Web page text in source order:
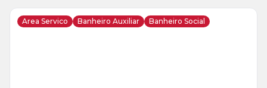
Area Servico Banheiro Auxiliar Banheiro Social